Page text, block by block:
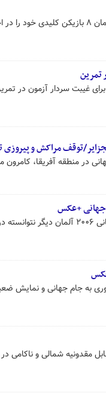
تمرین
غیبت سردار آزمون در
توقف مراکش و پیروزی
در منطقه آفریقا،
جهانی +عکس
کند.
به جام جهانی و نمایش
مقدونیه شمالی و ناکامی